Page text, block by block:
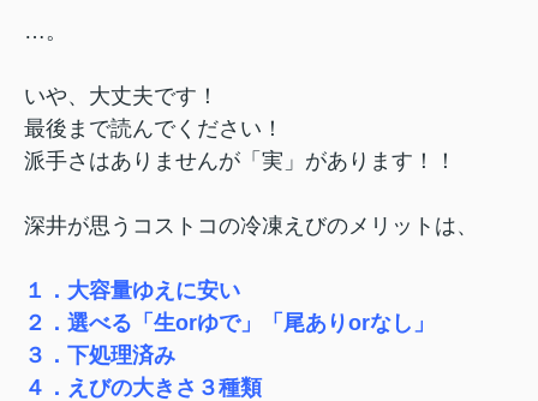
…。
いや、大丈夫です！
最後まで読んでください！
派手さはありませんが「実」があります！！
深井が思うコストコの冷凍えびのメリットは、
１．大容量ゆえに安い
２．選べる「生orゆで」「尾ありorなし」
３．下処理済み
４．えびの大きさ３種類